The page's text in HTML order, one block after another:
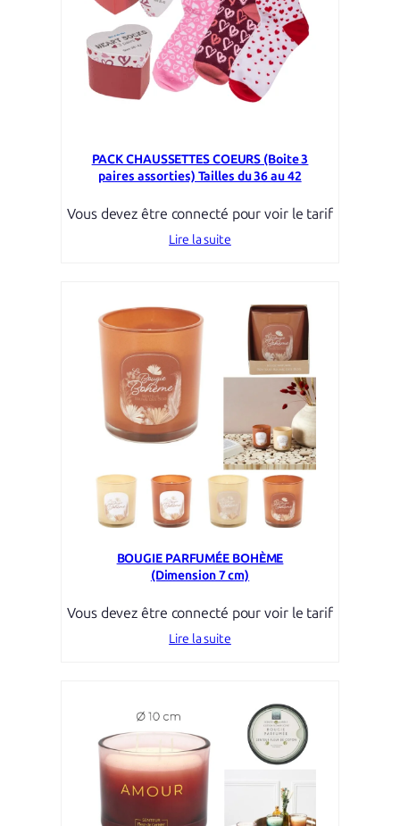
PACK CHAUSSETTES COEURS (Boite 3
paires assorties) Tailles du 36 au 42
Vous devez être connecté pour voir le tarif
Lire la suite
BOUGIE PARFUMÉE BOHÈME
(Dimension 7 cm)
Vous devez être connecté pour voir le tarif
Lire la suite